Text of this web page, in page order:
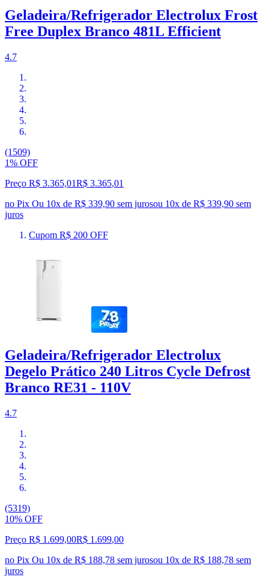
Geladeira/Refrigerador Electrolux Frost
Free Duplex Branco 481L Efficient
4.7
(1509)
1% OFF
Preço R$ 3.365,01R$ 3.365,01
no Pix Ou 10x de R$ 339,90 sem jurosou 10x de R$ 339,90 sem
juros
Cupom R$ 200 OFF
Geladeira/Refrigerador Electrolux
Degelo Prático 240 Litros Cycle Defrost
Branco RE31 - 110V
4.7
(5319)
10% OFF
Preço R$ 1.699,00R$ 1.699,00
no Pix Ou 10x de R$ 188,78 sem jurosou 10x de R$ 188,78 sem
juros